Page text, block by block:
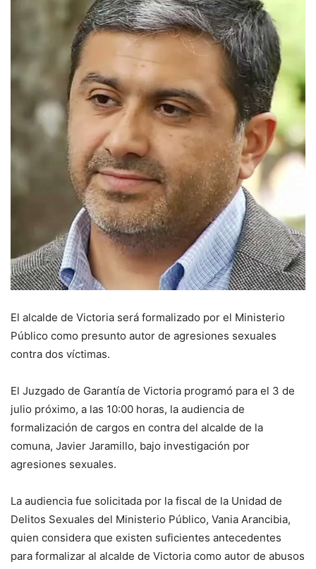
El alcalde de Victoria será formalizado por el Ministerio
Público como presunto autor de agresiones sexuales
contra dos víctimas.
El Juzgado de Garantía de Victoria programó para el 3 de
julio próximo, a las 10:00 horas, la audiencia de
formalización de cargos en contra del alcalde de la
comuna, Javier Jaramillo, bajo investigación por
agresiones sexuales.
La audiencia fue solicitada por la fiscal de la Unidad de
Delitos Sexuales del Ministerio Público, Vania Arancibia,
quien considera que existen suficientes antecedentes
para formalizar al alcalde de Victoria como autor de abusos